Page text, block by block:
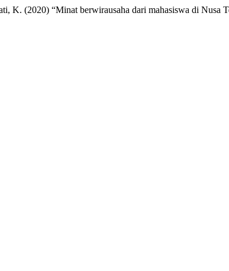
K. (2020) “Minat berwirausaha dari mahasiswa di Nusa